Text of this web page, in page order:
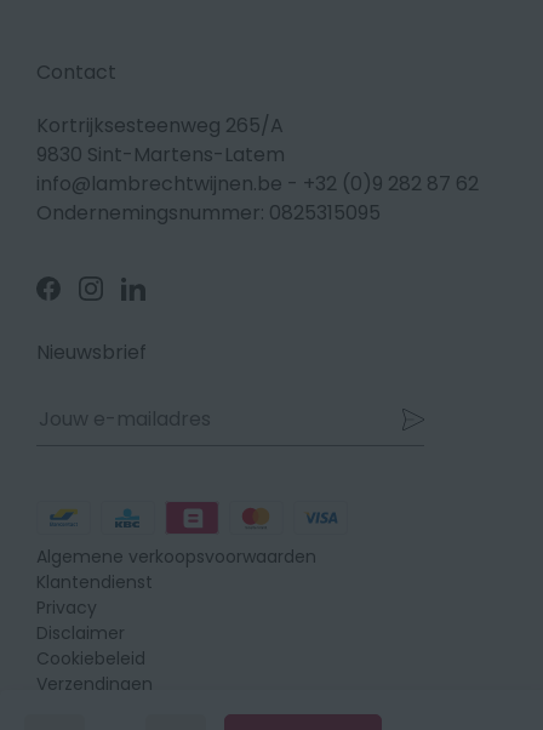
Contact
Kortrijksesteenweg 265/A
9830 Sint-Martens-Latem
info@lambrechtwijnen.be - +32 (0)9 282 87 62
Ondernemingsnummer: 0825315095
Volg
ons
Facebook
Volg
ons
Instagram
Volg
ons
Linkedin
Nieuwsbrief
Betaalmethodes
Algemene verkoopsvoorwaarden
Klantendienst
Privacy
Disclaimer
Cookiebeleid
Verzendingen